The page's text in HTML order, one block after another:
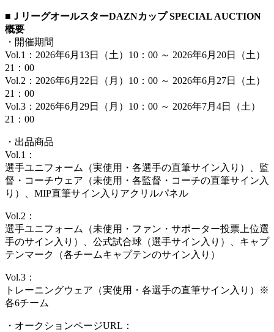
■ＪリーグオールスターDAZNカップ SPECIAL AUCTION
概要
・開催期間
Vol.1：2026年6月13日（土）10：00 ～ 2026年6月20日（土）
21：00
Vol.2：2026年6月22日（月）10：00 ～ 2026年6月27日（土）
21：00
Vol.3：2026年6月29日（月）10：00 ～ 2026年7月4日（土）
21：00
・出品商品
Vol.1：
選手ユニフォーム（実使用・各選手の直筆サイン入り）、監
督・コーチウェア（未使用・各監督・コーチの直筆サイン入
り）、MIP直筆サイン入りアクリルパネル
Vol.2：
選手ユニフォーム（未使用・ファン・サポーター投票上位選
手のサイン入り）、公式試合球（選手サイン入り）、キャプ
テンマーク（各チームキャプテンのサイン入り）
Vol.3：
トレーニングウェア（実使用・各選手の直筆サイン入り）※
各6チーム
・オークションページURL：